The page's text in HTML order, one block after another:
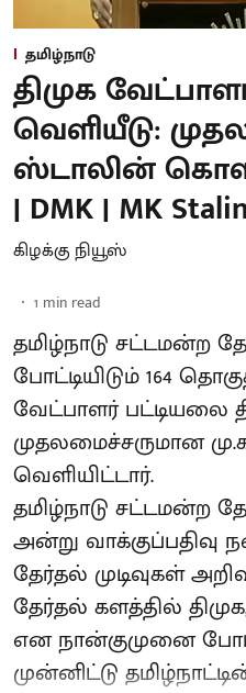
தமிழ்நாடு
திமுக
வெளியீடு:
ஸ்டாலின்
| DMK | MK
கிழக்கு நியூஸ்
1 min read
தமிழ்நாடு சட்டமன்ற
போட்டியிடும் 164
வேட்பாளர் பட்டியலை
முதலமைச்சருமான
வெளியிட்டார்.
தமிழ்நாடு சட்டமன்ற
அன்று வாக்குப்பதிவு
தேர்தல் முடிவுகள்
தேர்தல் களத்தில்
என நான்குமுனை
முன்னிட்டு